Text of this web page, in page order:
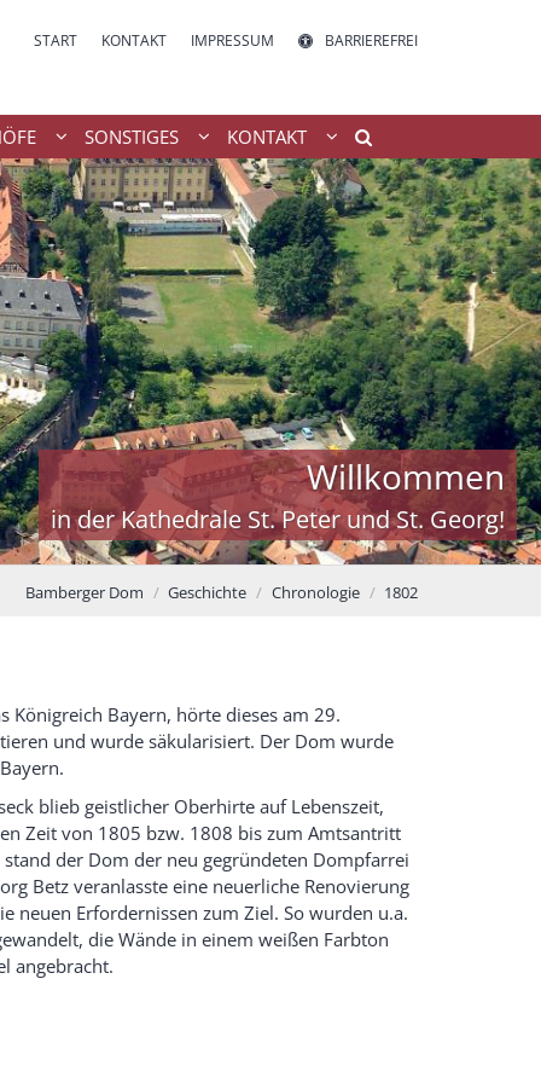
START KONTAKT IMPRESSUM BARRIEREFREI
SONSTIGES KONTAKT
Willkommen
in der Kathedrale St. Peter und St. Georg!
Bamberger Dom Geschichte Chronologie 1802
Königreich Bayern, hörte dieses am 29.
und wurde säkularisiert. Der Dom wurde
blieb geistlicher Oberhirte auf Lebenszeit,
Zeit von 1805 bzw. 1808 bis zum Amtsantritt
der Dom der neu gegründeten Dompfarrei
Betz veranlasste eine neuerliche Renovierung
neuen Erfordernissen zum Ziel. So wurden u.a.
die Wände in einem weißen Farbton
angebracht.